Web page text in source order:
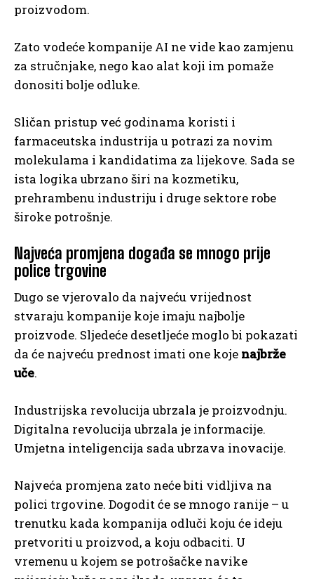
proizvodom.
Zato vodeće kompanije AI ne vide kao zamjenu
za stručnjake, nego kao alat koji im pomaže
donositi bolje odluke.
Sličan pristup već godinama koristi i
farmaceutska industrija u potrazi za novim
molekulama i kandidatima za lijekove. Sada se
ista logika ubrzano širi na kozmetiku,
prehrambenu industriju i druge sektore robe
široke potrošnje.
Najveća promjena događa se mnogo prije
police trgovine
Dugo se vjerovalo da najveću vrijednost
stvaraju kompanije koje imaju najbolje
proizvode. Sljedeće desetljeće moglo bi pokazati
da će najveću prednost imati one koje najbrže
uče.
Industrijska revolucija ubrzala je proizvodnju.
Digitalna revolucija ubrzala je informacije.
Umjetna inteligencija sada ubrzava inovacije.
Najveća promjena zato neće biti vidljiva na
polici trgovine. Dogodit će se mnogo ranije – u
trenutku kada kompanija odluči koju će ideju
pretvoriti u proizvod, a koju odbaciti. U
vremenu u kojem se potrošačke navike